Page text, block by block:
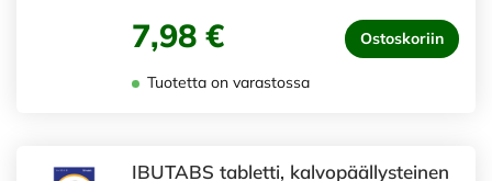
7,98 € Ostoskoriin
Tuotetta on varastossa
IBUTABS tabletti, kalvopäällysteinen